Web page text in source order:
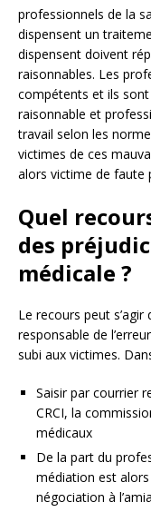
professionnels de la
dispensent un
dispensent doivent
raisonnables. Les
compétents et ils
raisonnable et
travail selon les
victimes de ces
alors victime de faute
Quel
des
médicale ?
Le recours peut
responsable de
subi aux victimes.
Saisir par courrier
CRCI, la
médicaux
De la part du
médiation est
négociation à